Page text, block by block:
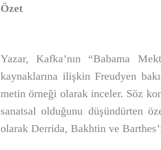
Özet
Yazar, Kafka’nın “Babama
kaynaklarına ilişkin Freudyen
metin örneği olarak inceler. Söz
sanatsal olduğunu düşündürten
olarak Derrida, Bakhtin ve